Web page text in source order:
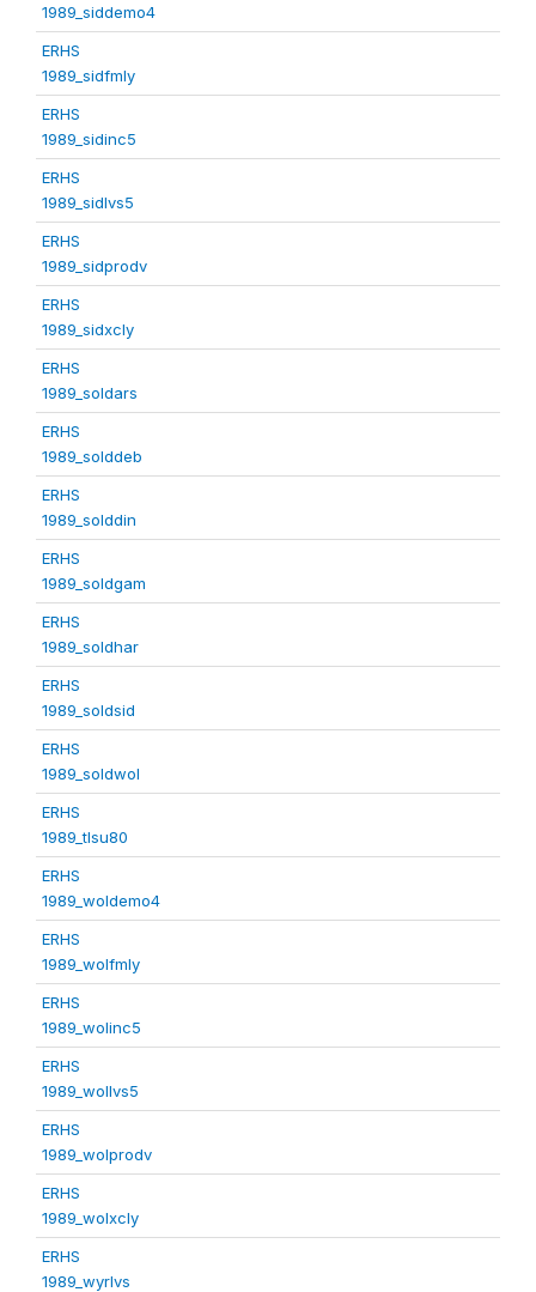
1989_siddemo4
ERHS
1989_sidfmly
ERHS
1989_sidinc5
ERHS
1989_sidlvs5
ERHS
1989_sidprodv
ERHS
1989_sidxcly
ERHS
1989_soldars
ERHS
1989_solddeb
ERHS
1989_solddin
ERHS
1989_soldgam
ERHS
1989_soldhar
ERHS
1989_soldsid
ERHS
1989_soldwol
ERHS
1989_tlsu80
ERHS
1989_woldemo4
ERHS
1989_wolfmly
ERHS
1989_wolinc5
ERHS
1989_wollvs5
ERHS
1989_wolprodv
ERHS
1989_wolxcly
ERHS
1989_wyrlvs